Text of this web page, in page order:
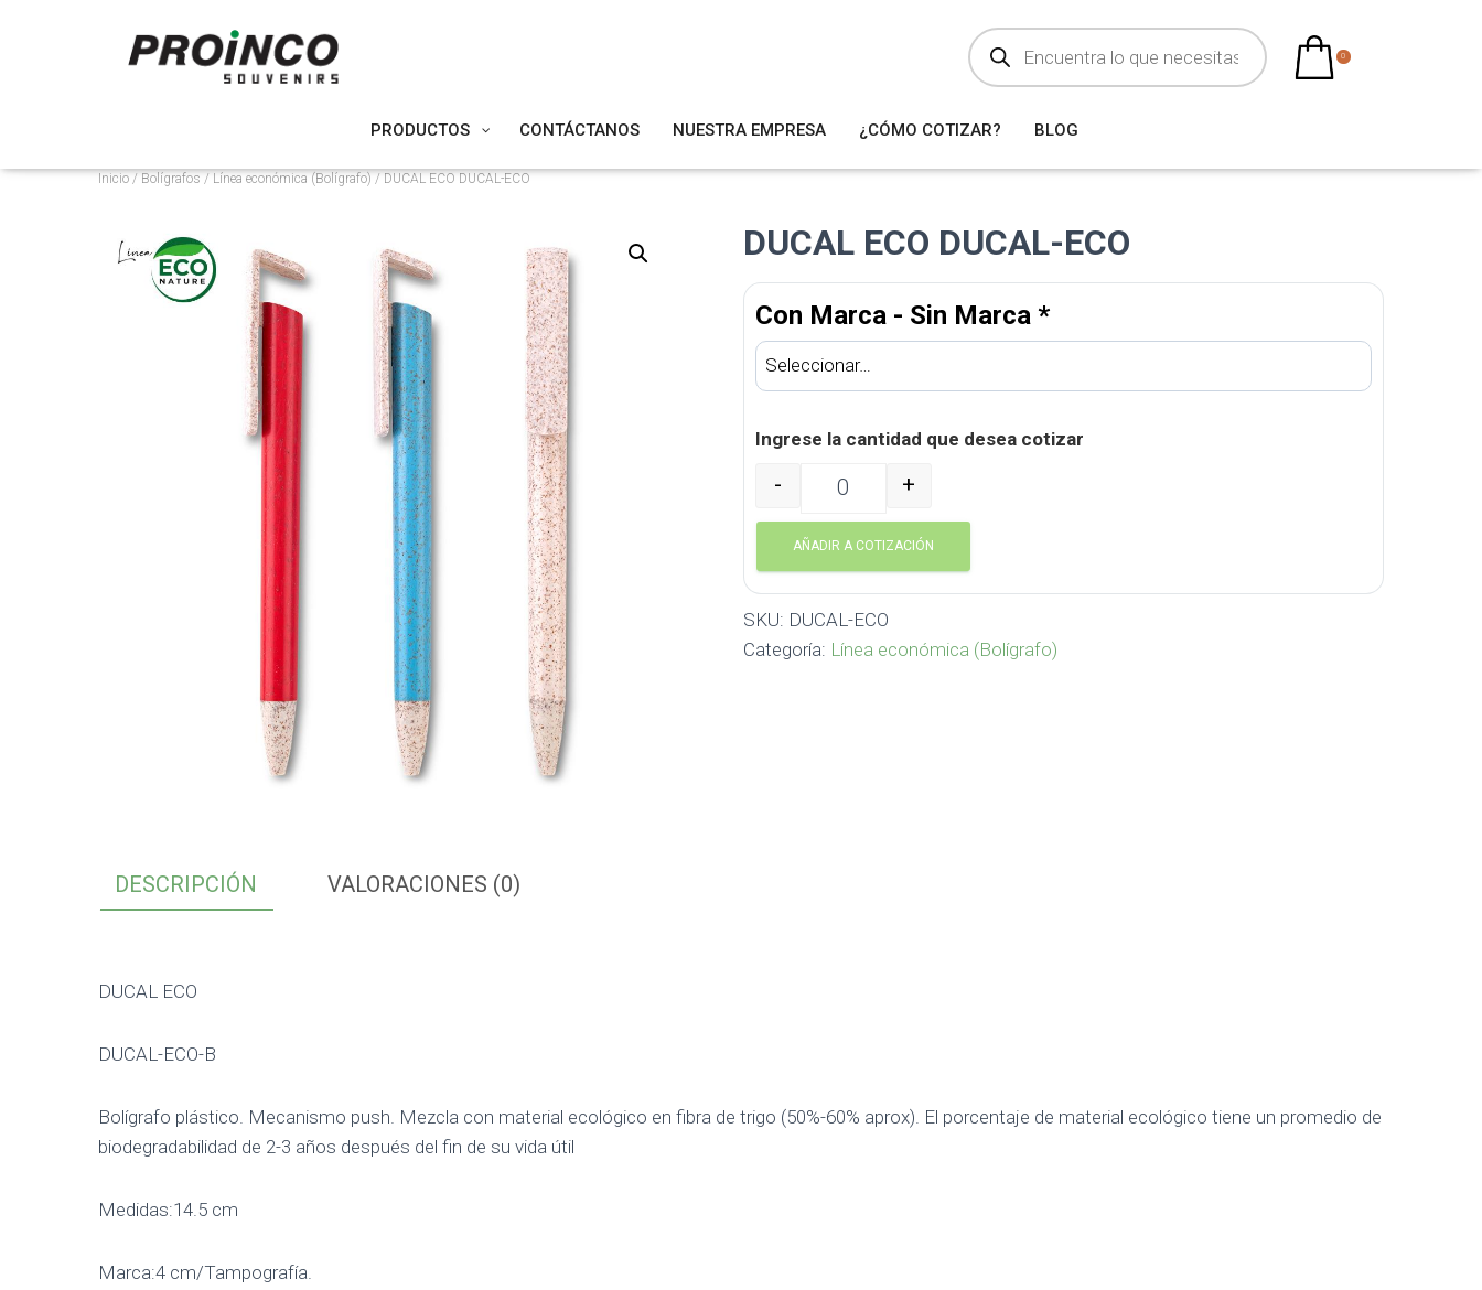
ú
q
a
d
c
o
0
PRODUCTOS CONTÁCTANOS NUESTRA EMPRESA ¿CÓMO COTIZAR? BLOG
Inicio/ Bolígrafos / Línea económica (Bolígrafo) / DUCAL ECO DUCAL-ECO
DUCAL ECO DUCAL-ECO
Con Marca - Sin Marca *
Ingrese la cantidad que desea cotizar
DUCAL ECO DUCAL-ECO cantidad
- +
AÑADIR A COTIZACIÓN
SKU: DUCAL-ECO
Categoría: Línea económica (Bolígrafo)
DESCRIPCIÓN VALORACIONES (0)
DUCAL ECO
DUCAL-ECO-B
Bolígrafo plástico. Mecanismo push. Mezcla con material ecológico en fibra de trigo (50%-60% aprox). El porcentaje de material ecológico tiene un promedio de
biodegradabilidad de 2-3 años después del fin de su vida útil
Medidas:14.5 cm
Marca:4 cm/Tampografía.